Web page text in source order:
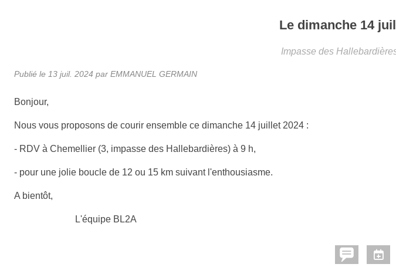
Le dimanche 14
Impasse des
Publié le 13 juil. 2024 par EMMANUEL GERMAIN
Bonjour,
Nous vous proposons de courir ensemble ce dimanche 14 juillet 2024 :
- RDV à Chemellier (3, impasse des Hallebardières) à 9 h,
- pour une jolie boucle de 12 ou 15 km suivant l'enthousiasme.
A bientôt,
L'équipe BL2A